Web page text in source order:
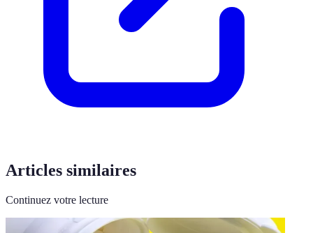
Articles similaires
Continuez votre lecture